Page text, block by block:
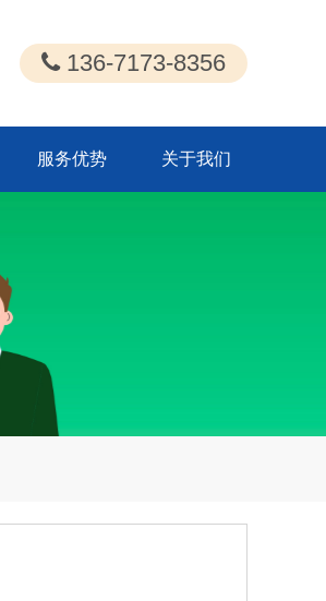
136-7173-8356
服务优势 关于我们